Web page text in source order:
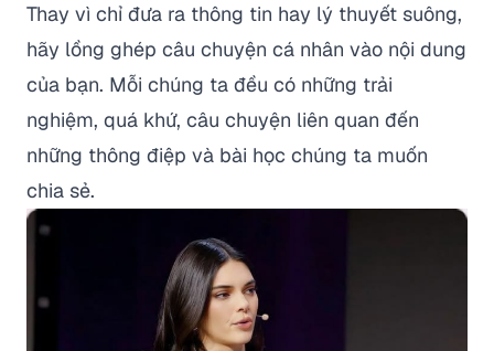
Thay vì chỉ đưa ra thông tin hay lý thuyết suông,
hãy lồng ghép câu chuyện cá nhân vào nội dung
của bạn. Mỗi chúng ta đều có những trải
nghiệm, quá khứ, câu chuyện liên quan đến
những thông điệp và bài học chúng ta muốn
chia sẻ.